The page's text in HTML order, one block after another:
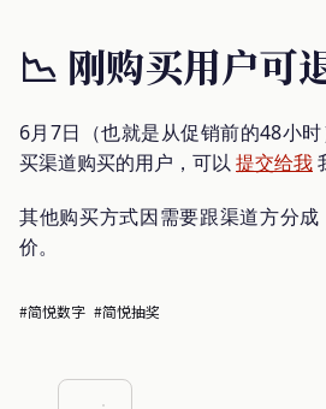
📉 刚购买用户可
6月7日（也就是从促销前的48小
买渠道购买的用户，可以 提交给我
其他购买方式因需要跟渠道方分
价。
#简悦数字 #简悦抽奖